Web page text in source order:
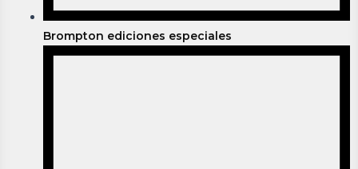
Brompton ediciones especiales